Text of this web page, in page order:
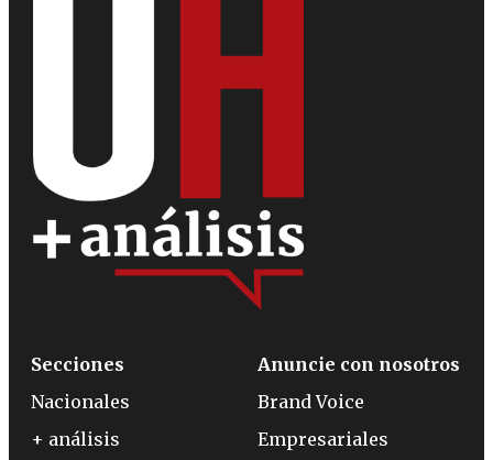
Secciones
Nacionales
+ análisis
Anuncie con nosotros
Brand Voice
Empresariales